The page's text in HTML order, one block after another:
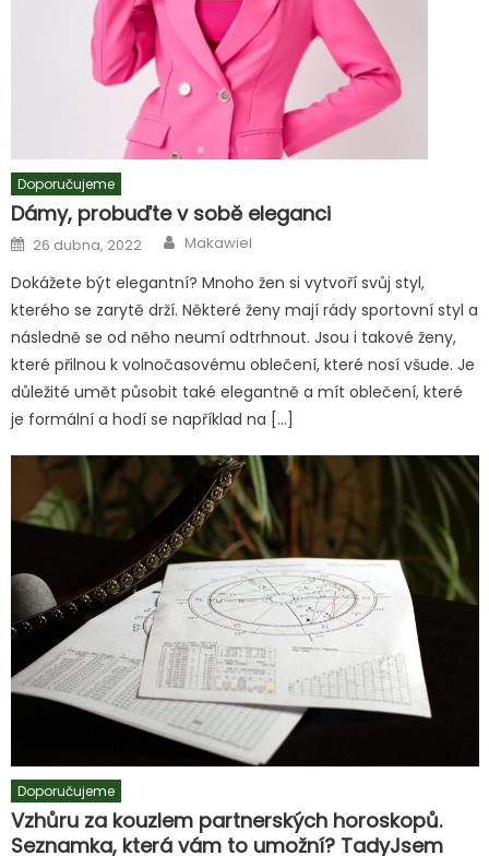
Doporučujeme
Dámy, probuďte v sobě eleganci
Posted
on
26 dubna, 2022 Author
Makawiel
Dokážete být elegantní? Mnoho žen si vytvoří svůj styl,
kterého se zarytě drží. Některé ženy mají rády sportovní styl a
následně se od něho neumí odtrhnout. Jsou i takové ženy,
které přilnou k volnočasovému oblečení, které nosí všude. Je
důležité umět působit také elegantně a mít oblečení, které
je formální a hodí se například na […]
Doporučujeme
Vzhůru za kouzlem partnerských horoskopů.
Seznamka, která vám to umožní? TadyJsem